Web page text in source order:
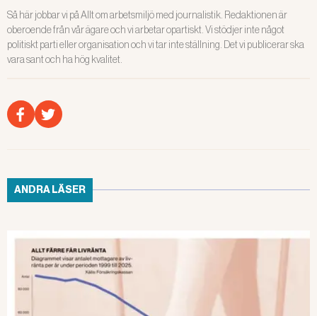
Så här jobbar vi på Allt om arbetsmiljö med journalistik. Redaktionen är
oberoende från vår ägare och vi arbetar opartiskt. Vi stödjer inte något
politiskt parti eller organisation och vi tar inte ställning. Det vi publicerar ska
vara sant och ha hög kvalitet.
ANDRA LÄSER